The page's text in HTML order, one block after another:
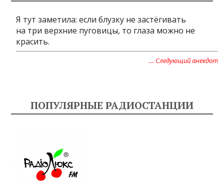
Я тут заметила: если блузку не застёгивать
на три верхние пуговицы, то глаза можно не
красить.
… Следующий анекдот
ПОПУЛЯРНЫЕ РАДИОСТАНЦИИ